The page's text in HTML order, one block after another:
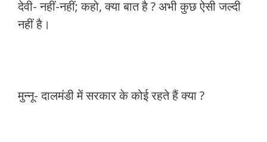
देवी- नहीं-नहीं; कहो, क्या बात है ? अभी कुछ ऐसी जल्दी
नहीं है।
मुन्नू- दालमंडी में सरकार के कोई रहते हैं क्या ?